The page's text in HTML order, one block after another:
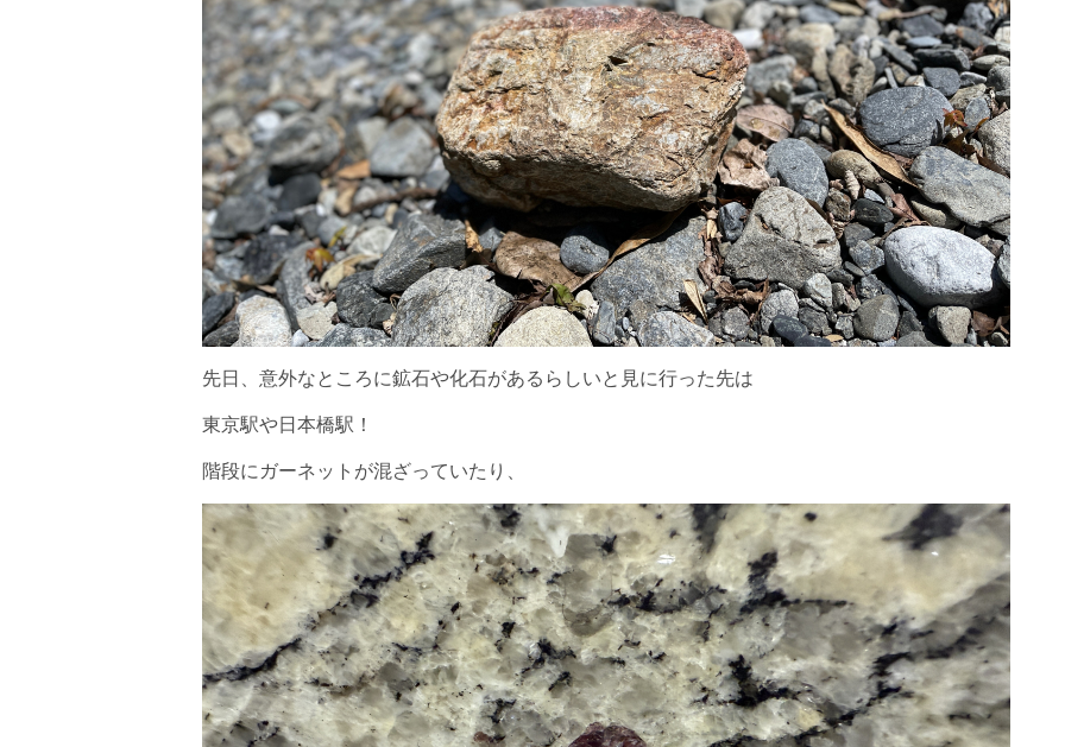
先日、意外なところに鉱石や化石があるらしいと見に行った先は
東京駅や日本橋駅！
階段にガーネットが混ざっていたり、